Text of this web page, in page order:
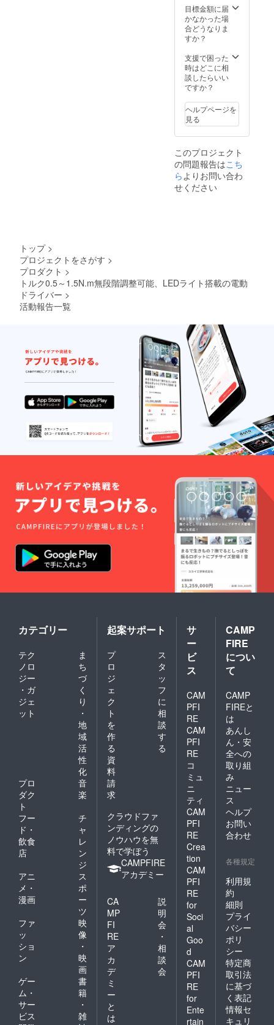
期が遅
れる場
合があ
りま
目標金額に届
かなかった場
合どうなりま
すか？
支援で困った
時はどこに相
談したらいい
ですか？
ヘルプページを
見る
このプロジェクト
の問題報告はこち
ら よりお問い合わ
せください
トップ >
プロジェクトをさがす >
プロダクト >
トルク0.5～1.5N.m無段階調整可能、LEDライト搭載の電動
ドライバー >
活動報告一覧
カテゴリー
テク
ノロ
ジー
・ガ
ジェ
ット
ま
ち
づ
く
り
・
地
域
活
性
化
プロ
ダク
ト
音
楽
フー
ド・
飲食
店
チ
ャ
レ
ン
ジ
アニ
メ・
漫画
ス
ポ
ー
ツ
ファ
ッ
ショ
ン
映
像
・
映
画
ゲー
ム・
サー
ビス
書
籍
・
雑
起案サポート
プ
ロ
ジ
ェ
ク
ト
を
作
る
ス
タ
ッ
フ
に
相
談
す
る
資
料
請
求
クラウドファ
ンディングの
ノウハウを無
料で学ぼう
CAMPFIRE
アカデミー
CA
MP
FI
RE
ア
カ
デ
ミ
ー
と
は
説
明
会
・
相
談
会
サ
ー
ビ
ス
CAM
PFI
RE
CAM
PFI
RE
コ
ミュ
ニ
ティ
CAM
PFI
RE
Crea
tion
CAM
PFI
RE
for
Soci
al
Goo
d
CAM
PFI
RE
for
Ente
rtain
CAMP
FIRE
につい
て
CAMP
FIREと
は
あんし
ん・安
全への
取り組
み
ニュー
ス
ヘルプ
お問い
合わせ
各種規定
利用規
約
細則
プライ
バシー
ポリ
シー
特定商
取引法
に基づ
く表記
情報セ
キュリ